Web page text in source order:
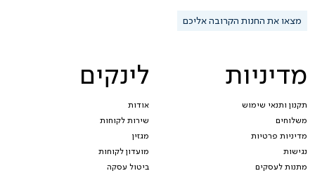
מדיניות
תקנון ותנאי שימוש
משלוחים
מדיניות פרטיות
נגישות
מתנות לעסקים
לינקים
אודות
שירות לקוחות
מגזין
מועדון לקוחות
ביטול עסקה
מצאו את החנות הקרובה אליכם